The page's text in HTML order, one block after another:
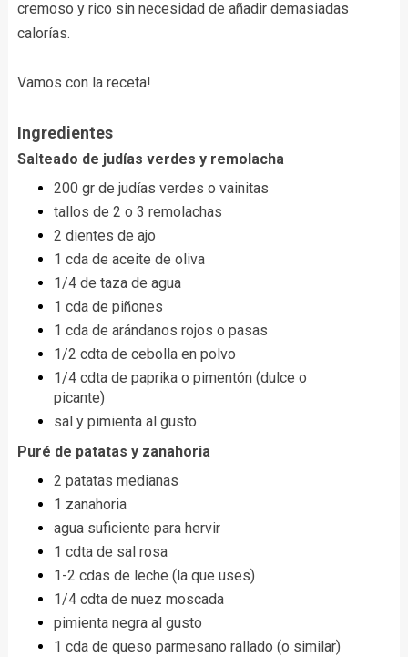
cremoso y rico sin necesidad de añadir demasiadas
calorías.
Vamos con la receta!
Ingredientes
Salteado de judías verdes y remolacha
200 gr de judías verdes o vainitas
tallos de 2 o 3 remolachas
2 dientes de ajo
1 cda de aceite de oliva
1/4 de taza de agua
1 cda de piñones
1 cda de arándanos rojos o pasas
1/2 cdta de cebolla en polvo
1/4 cdta de paprika o pimentón (dulce o
picante)
sal y pimienta al gusto
Puré de patatas y zanahoria
2 patatas medianas
1 zanahoria
agua suficiente para hervir
1 cdta de sal rosa
1-2 cdas de leche (la que uses)
1/4 cdta de nuez moscada
pimienta negra al gusto
1 cda de queso parmesano rallado (o similar)